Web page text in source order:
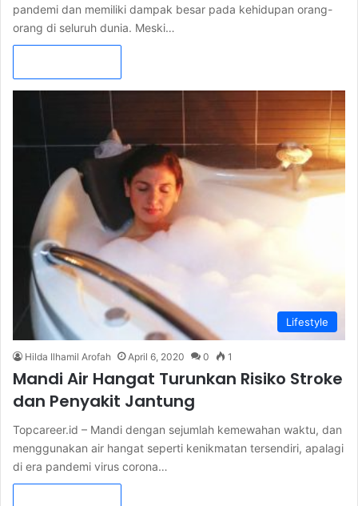
pandemi dan memiliki dampak besar pada kehidupan orang-
orang di seluruh dunia. Meski…
Lifestyle
Hilda Ilhamil Arofah April 6, 2020 0 1
Mandi Air Hangat Turunkan Risiko Stroke
dan Penyakit Jantung
Topcareer.id – Mandi dengan sejumlah kemewahan waktu, dan
menggunakan air hangat seperti kenikmatan tersendiri, apalagi
di era pandemi virus corona…